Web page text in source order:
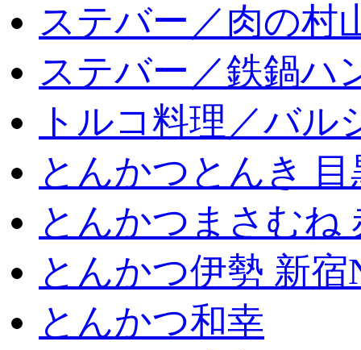
ステバー／肉の村
ステバー／鉄鍋ハ
トルコ料理／バル
とんかつとんき
とんかつまさむね
とんかつ伊勢 新宿
とんかつ和幸